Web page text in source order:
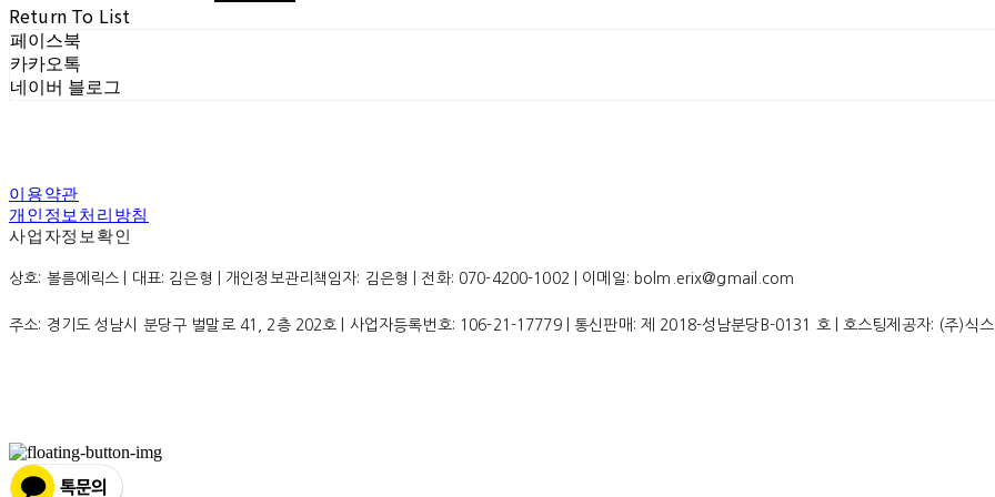
Return To List
페이스북
카카오톡
네이버 블로그
이용약관
개인정보처리방침
사업자정보확인
상호: 볼름에릭스 | 대표: 김은형 | 개인정보관리책임자: 김은형 | 전화: 070-4200-1002 | 이메일: bolm.erix@gmail.com
주소: 경기도 성남시 분당구 벌말로 41, 2층 202호 | 사업자등록번호: 106-21-17779| 통신판매: 제 2018-성남분당B-0131 호| 호스팅제공자: (주)식